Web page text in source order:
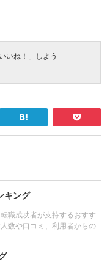
いね！」しよう
キング
職成功者が支持するおすす
数や口コミ、利用者からの